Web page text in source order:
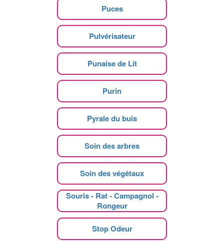
Puces
Pulvérisateur
Punaise de Lit
Purin
Pyrale du buis
Soin des arbres
Soin des végétaux
Souris - Rat - Campagnol -
Rongeur
Stop Odeur